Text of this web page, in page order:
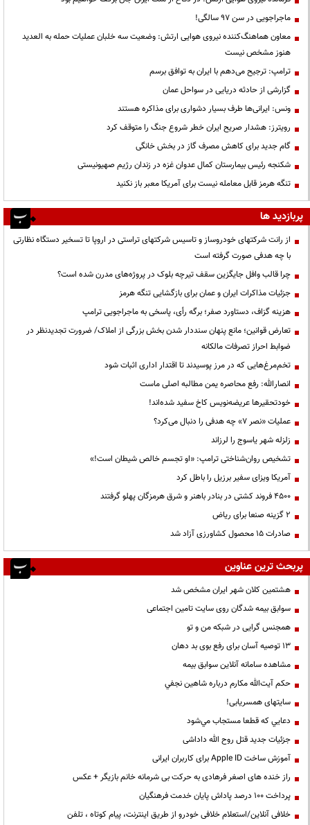
ماجراجویی در سن ۹۷ سالگی!
معاون هماهنگ‌کننده نیروی هوایی ارتش: وضعیت سه خلبان عملیات حمله به العدید
هنوز مشخص نیست
ترامپ: ترجیح می‌دهم با ایران به توافق برسم
گزارشی از حادثه دریایی در سواحل عمان
ونس: ایرانی‌ها طرف بسیار دشواری برای مذاکره هستند
رویترز: هشدار صریح ایران خطر شروع جنگ را متوقف کرد
گام جدید برای کاهش مصرف گاز در بخش خانگی
شکنجه رئیس بیمارستان کمال عدوان غزه در زندان رژیم صهیونیستی
تنگه هرمز قابل معامله نیست برای آمریکا معبر باز نکنید
پربازدید ها
از رانت‌ شرکتهای خودروساز و تاسیس شرکتهای تراستی در اروپا تا تسخیر دستگاه نظارتی
با چه هدفی صورت گرفته است
چرا قالب وافل جایگزین سقف تیرچه بلوک در پروژه‌های مدرن شده است؟
جزئیات مذاکرات ایران و عمان برای بازگشایی تنگه هرمز
هزینه گزاف، دستاورد صفر؛ برگه رأی، پاسخی به ماجراجویی ترامپ
تعارض قوانین؛ مانع پنهان سنددار شدن بخش بزرگی از املاک/ ضرورت تجدیدنظر در
ضوابط احراز تصرفات مالکانه
تخم‌مرغ‌هایی که در مرز پوسیدند تا اقتدار اداری اثبات شود
انصارالله: رفع محاصره یمن مطالبه اصلی ماست
خودتحقیرها عریضه‌نویس کاخ سفید شده‌اند!
عملیات «نصر ۷» چه هدفی را دنبال می‌کرد؟
زلزله شهر یاسوج را لرزاند
تشخیص روان‌شناختی ترامپ: «او تجسم خالص شیطان است!»
آمریکا ویزای سفیر برزیل را باطل کرد
۴۵۰۰ فروند کشتی در بنادر باهنر و شرق هرمزگان پهلو گرفتند
۲ گزینه صنعا برای ریاض
صادرات ۱۵ محصول کشاورزی آزاد شد
پربحث ترین عناوین
هشتمین کلان شهر ایران مشخص شد
سوابق بیمه شدگان روی سایت تامین اجتماعی
همجنس گرایی در شبکه من و تو
13 توصیه آسان برای رفع بوی بد دهان
مشاهده سامانه آنلاين سوابق بیمه
حكم آيت‌الله مكارم درباره شاهين نجفي
سایتهای همسریابی!
دعايي كه قطعا مستجاب مي‌شود
جزئیات جدید قتل روح الله داداشی
آموزش ساخت Apple ID برای کاربران ایرانی
راز خنده های اصغر فرهادی به حرکت بی شرمانه خانم بازیگر + عکس
پرداخت ۱۰۰ درصد پاداش پایان خدمت فرهنگیان
خلافی آنلاین/استعلام خلافی خودرو از طریق اینترنت، پیام کوتاه ، تلفن